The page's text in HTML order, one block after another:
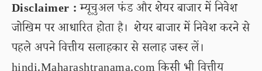
Disclaimer :म्यूचुअल फंड और शेयर बाजार में निवेश
जोखिम पर आधारित होता है। शेयर बाजार में निवेश करने से
पहले अपने वित्तीय सलाहकार से सलाह जरूर लें।